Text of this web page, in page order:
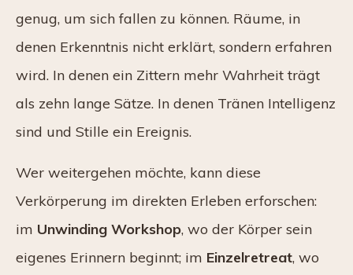
genug, um sich fallen zu können. Räume, in
denen Erkenntnis nicht erklärt, sondern erfahren
wird. In denen ein Zittern mehr Wahrheit trägt
als zehn lange Sätze. In denen Tränen Intelligenz
sind und Stille ein Ereignis.
Wer weitergehen möchte, kann diese
Verkörperung im direkten Erleben erforschen:
im Unwinding Workshop, wo der Körper sein
eigenes Erinnern beginnt; im Einzelretreat, wo